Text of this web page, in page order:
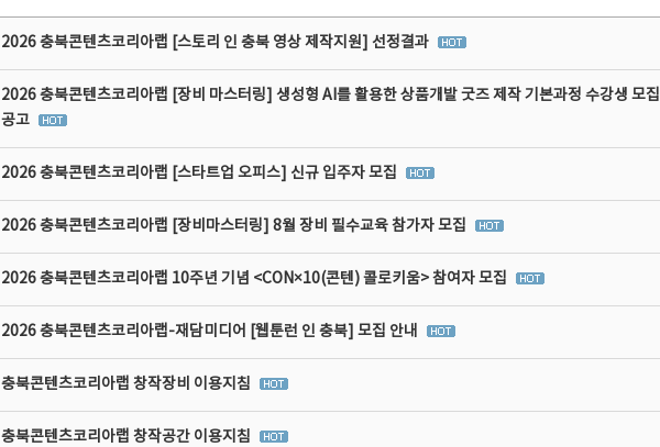
2026 충북콘텐츠코리아랩 [스토리 인 충북 영상 제작지원] 선정결과
2026 충북콘텐츠코리아랩 [장비 마스터링] 생성형 AI를 활용한 상품개발 굿즈 제작 기본과정 수강생 모집
공고
2026 충북콘텐츠코리아랩 [스타트업 오피스] 신규 입주자 모집
2026 충북콘텐츠코리아랩 [장비마스터링] 8월 장비 필수교육 참가자 모집
2026 충북콘텐츠코리아랩 10주년 기념 <CON×10(콘텐) 콜로키움> 참여자 모집
2026 충북콘텐츠코리아랩-재담미디어 [웹툰런 인 충북] 모집 안내
충북콘텐츠코리아랩 창작장비 이용지침
충북콘텐츠코리아랩 창작공간 이용지침